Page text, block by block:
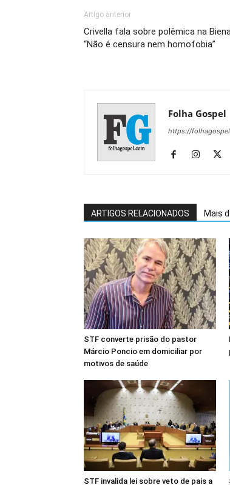
Artigo anterior
Crivella fala sobre polêmica na
“Não é censura nem homofobia”
Folha Gospel
https://
ARTIGOS RELACIONADOS Mais
STF converte prisão do pastor
Márcio Poncio em domiciliar por
motivos de saúde
STF invalida lei sobre veto de pais a